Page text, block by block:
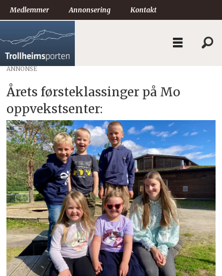
Medlemmer Annonsering Kontakt
ANNONSE
Årets førsteklassinger på Mo
oppvekstsenter: